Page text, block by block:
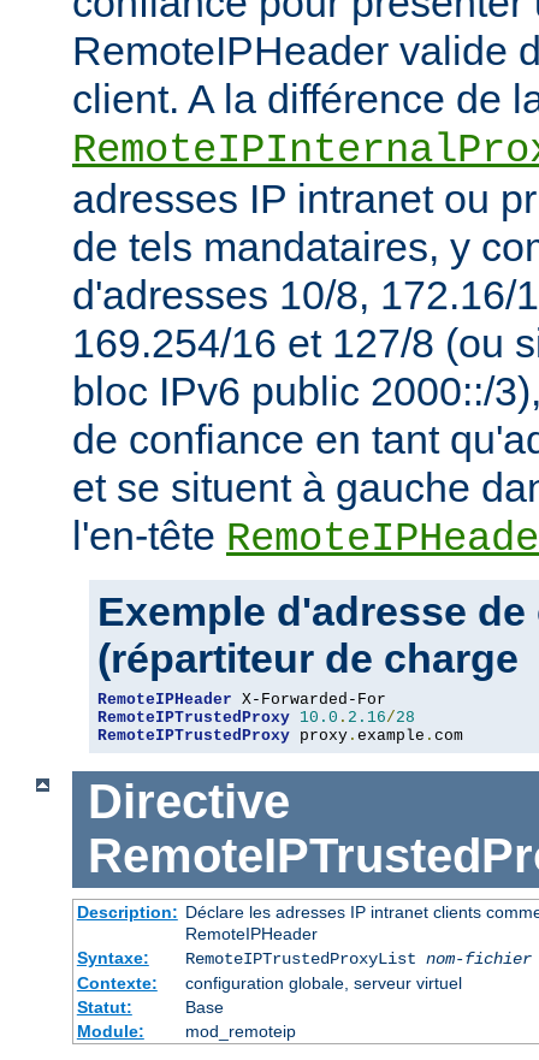
RemoteIPHeader valide
client. A la différence de
adresses IP intranet ou
de tels mandataires, y
d'adresses 10/8, 172.16/
169.254/16 et 127/8 (ou
bloc IPv6 public 2000::/
de confiance en tant
et se situent à gauche
l'en-tête
Exemple d'adresse
(répartiteur de charge
RemoteIPHeader
RemoteIPTrustedProxy 10.0 . 2.16/28
RemoteIPTrustedProxy proxy . example . com
Directive
Description: Déclare les adresses IP intranet clients
RemoteIPHeader
Syntaxe:
RemoteIPTrustedProxyList nom-fichier
Contexte:
configuration globale, serveur virtuel
Statut:
Base
Module:
mod_remoteip